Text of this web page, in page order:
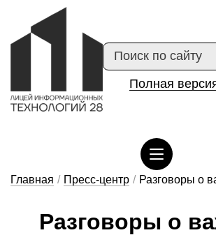
Полная
Главная / Пресс-центр / Разговоры о
Раз­го­во­ры о